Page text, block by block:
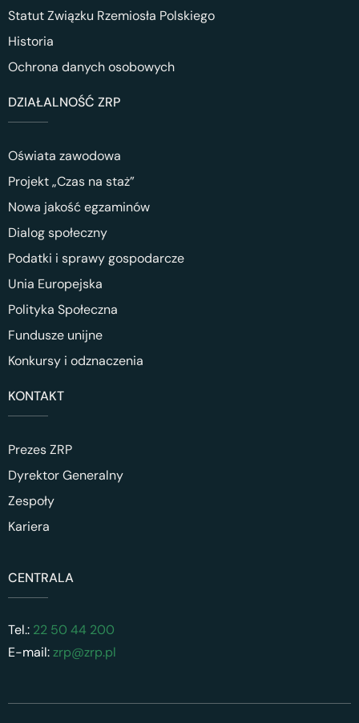
Statut Związku Rzemiosła Polskiego
Historia
Ochrona danych osobowych
DZIAŁALNOŚĆ ZRP
Oświata zawodowa
Projekt „Czas na staż”
Nowa jakość egzaminów
Dialog społeczny
Podatki i sprawy gospodarcze
Unia Europejska
Polityka Społeczna
Fundusze unijne
Konkursy i odznaczenia
KONTAKT
Prezes ZRP
Dyrektor Generalny
Zespoły
Kariera
CENTRALA
Tel.: 22 50 44 200
E-mail:zrp@zrp.pl